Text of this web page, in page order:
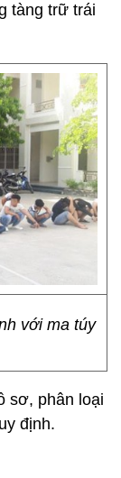
tàng trữ trái
với ma túy
sơ, phân loại
định.